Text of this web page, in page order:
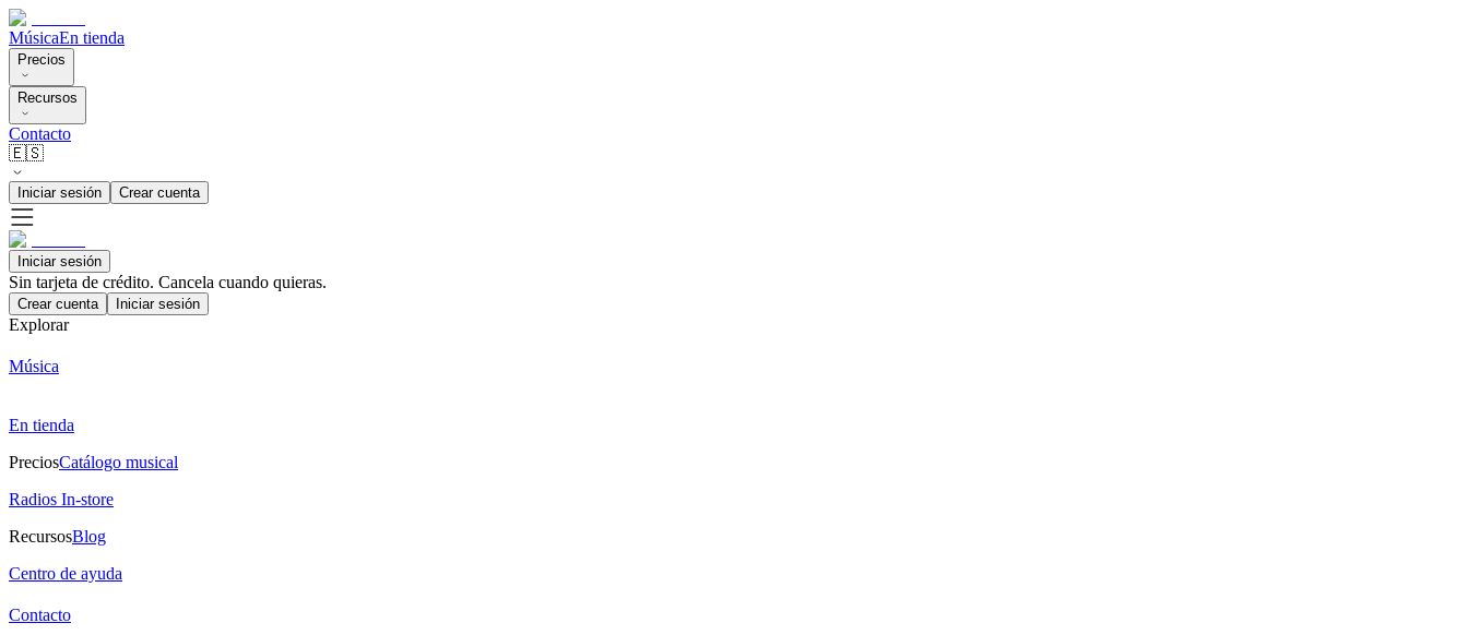
MúsicaEn tienda
Precios
Recursos
Contacto
🇪🇸
Iniciar sesión Crear cuenta
Iniciar sesión
Sin tarjeta de crédito. Cancela cuando quieras.
Crear cuenta Iniciar sesión
Explorar
Música
En tienda
PreciosCatálogo musical
Radios In-store
RecursosBlog
Centro de ayuda
Contacto